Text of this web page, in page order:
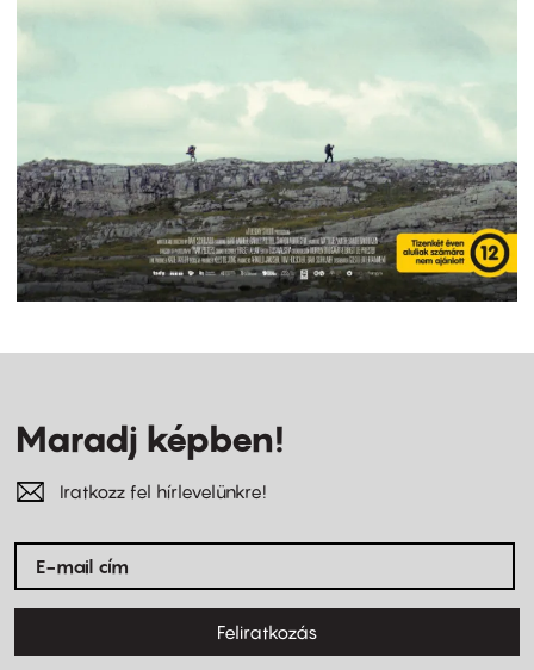
Maradj képben!
Iratkozz fel hírlevelünkre!
Feliratkozás